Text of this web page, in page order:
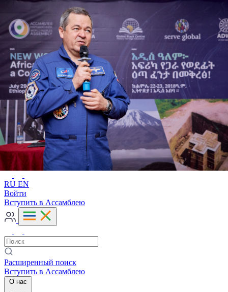
Расширенный поиск
RU EN
RU EN
Войти
Вступить в Ассамблею
Расширенный поиск
Вступить в Ассамблею
О нас